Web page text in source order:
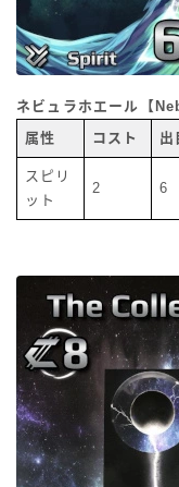
ネビュラホエール【
属性
コスト 出
スピリ
ット
2 6